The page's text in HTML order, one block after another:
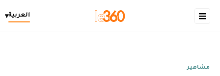
العربية▾
مشاهير